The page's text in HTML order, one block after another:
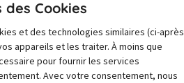
rapidement, et parmi
rapide est de faire
véhicule émises par
des Cookies
et des technologies similaires (ci-après
appareils et les traiter. À moins que
pour fournir les services
Avec votre consentement, nous